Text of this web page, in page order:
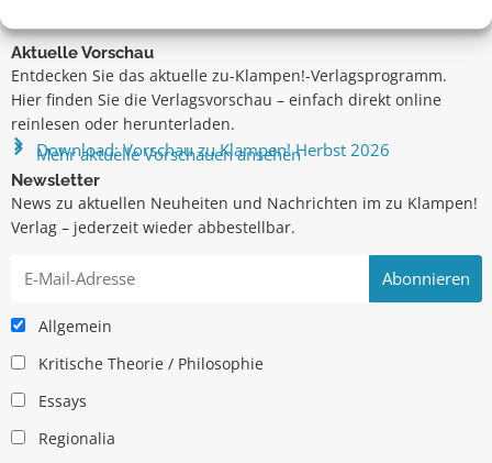
Aktuelle Vorschau
Entdecken Sie das aktuelle zu-Klampen!-Verlagsprogramm.
Hier finden Sie die Verlagsvorschau – einfach direkt online
reinlesen oder herunterladen.
Download: Vorschau zu Klampen! Herbst 2026
Mehr aktuelle Vorschauen ansehen
Newsletter
News zu aktuellen Neuheiten und Nachrichten im zu Klampen!
Verlag – jederzeit wieder abbestellbar.
Allgemein
Kritische Theorie / Philosophie
Essays
Regionalia